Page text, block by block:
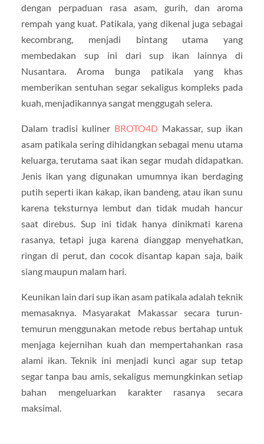
dengan perpaduan rasa asam, gurih, dan aroma
rempah yang kuat. Patikala, yang dikenal juga sebagai
kecombrang, menjadi bintang utama yang
membedakan sup ini dari sup ikan lainnya di
Nusantara. Aroma bunga patikala yang khas
memberikan sentuhan segar sekaligus kompleks pada
kuah, menjadikannya sangat menggugah selera.
Dalam tradisi kuliner BROTO4D Makassar, sup ikan
asam patikala sering dihidangkan sebagai menu utama
keluarga, terutama saat ikan segar mudah didapatkan.
Jenis ikan yang digunakan umumnya ikan berdaging
putih seperti ikan kakap, ikan bandeng, atau ikan sunu
karena teksturnya lembut dan tidak mudah hancur
saat direbus. Sup ini tidak hanya dinikmati karena
rasanya, tetapi juga karena dianggap menyehatkan,
ringan di perut, dan cocok disantap kapan saja, baik
siang maupun malam hari.
Keunikan lain dari sup ikan asam patikala adalah teknik
memasaknya. Masyarakat Makassar secara turun-
temurun menggunakan metode rebus bertahap untuk
menjaga kejernihan kuah dan mempertahankan rasa
alami ikan. Teknik ini menjadi kunci agar sup tetap
segar tanpa bau amis, sekaligus memungkinkan setiap
bahan mengeluarkan karakter rasanya secara
maksimal.